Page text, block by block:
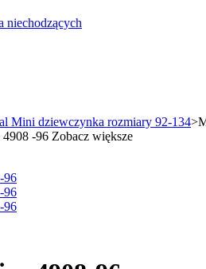
niechodzących
Mini dziewczynka rozmiary 92-134>
Zobacz większe